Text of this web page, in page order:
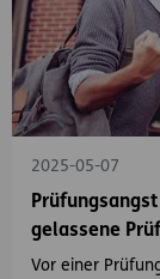
2025-05-07
gelassene
Vor einer